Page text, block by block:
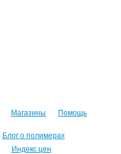
Магазины Помощь
Блог о полимерах
Индекс цен